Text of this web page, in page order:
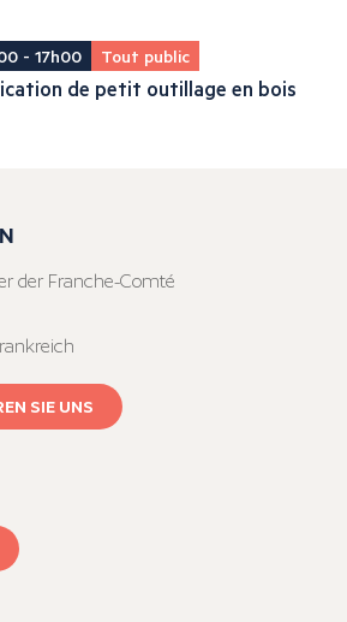
- 17h00 Tout public
de petit outillage en bois
der Franche-Comté
SIE UNS